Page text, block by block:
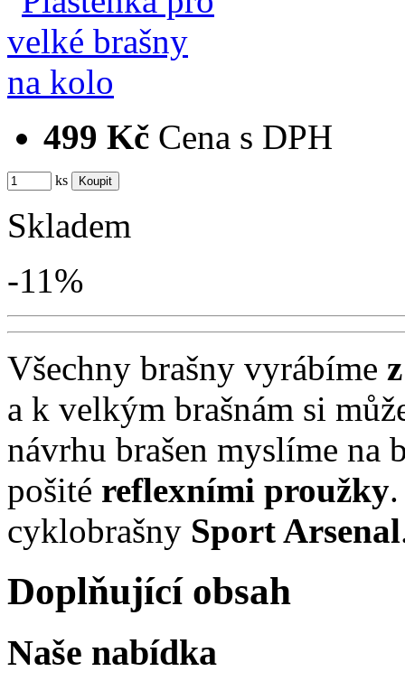
499 Kč Cena s DPH
ks
Skladem
-11%
Všechny brašny vyrábíme
a k velkým brašnám si
návrhu brašen myslíme na
pošité reflexními proužky
cyklobrašny Sport Arsenal
Doplňující obsah
Naše nabídka